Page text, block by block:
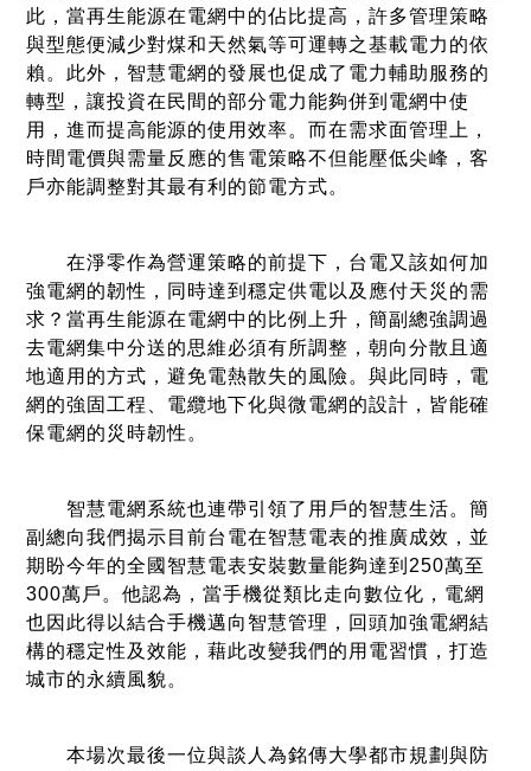
此，當再生能源在電網中的佔比提高，許多管理策略
與型態便減少對煤和天然氣等可運轉之基載電力的依
賴。此外，智慧電網的發展也促成了電力輔助服務的
轉型，讓投資在民間的部分電力能夠併到電網中使
用，進而提高能源的使用效率。而在需求面管理上，
時間電價與需量反應的售電策略不但能壓低尖峰，客
戶亦能調整對其最有利的節電方式。
在淨零作為營運策略的前提下，台電又該如何加
強電網的韌性，同時達到穩定供電以及應付天災的需
求？當再生能源在電網中的比例上升，簡副總強調過
去電網集中分送的思維必須有所調整，朝向分散且適
地適用的方式，避免電熱散失的風險。與此同時，電
網的強固工程、電纜地下化與微電網的設計，皆能確
保電網的災時韌性。
智慧電網系統也連帶引領了用戶的智慧生活。簡
副總向我們揭示目前台電在智慧電表的推廣成效，並
期盼今年的全國智慧電表安裝數量能夠達到250萬至
300萬戶。他認為，當手機從類比走向數位化，電網
也因此得以結合手機邁向智慧管理，回頭加強電網結
構的穩定性及效能，藉此改變我們的用電習慣，打造
城市的永續風貌。
本場次最後一位與談人為銘傳大學都市規劃與防